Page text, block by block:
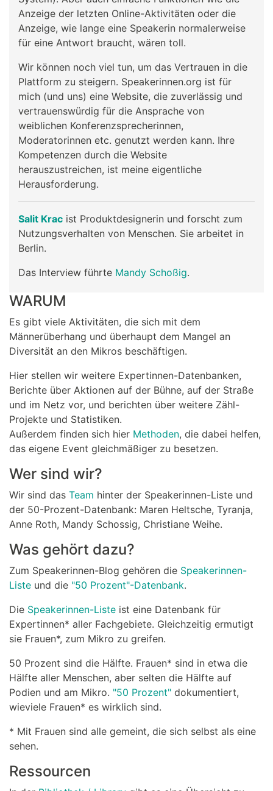
Anzeige der letzten Online-Aktivitäten oder die
Anzeige, wie lange eine Speakerin normalerweise
für eine Antwort braucht, wären toll.
Wir können noch viel tun, um das Vertrauen in die
Plattform zu steigern. Speakerinnen.org ist für
mich (und uns) eine Website, die zuverlässig und
vertrauenswürdig für die Ansprache von
weiblichen Konferenzsprecherinnen,
Moderatorinnen etc. genutzt werden kann. Ihre
Kompetenzen durch die Website
herauszustreichen, ist meine eigentliche
Herausforderung.
Salit Krac ist Produktdesignerin und forscht zum
Nutzungsverhalten von Menschen. Sie arbeitet in
Berlin.
Das Interview führte Mandy Schoßig.
WARUM
Es gibt viele Aktivitäten, die sich mit dem
Männerüberhang und überhaupt dem Mangel an
Diversität an den Mikros beschäftigen.
Hier stellen wir weitere Expertinnen-Datenbanken,
Berichte über Aktionen auf der Bühne, auf der Straße
und im Netz vor, und berichten über weitere Zähl-
Projekte und Statistiken.
Außerdem finden sich hier Methoden, die dabei helfen,
das eigene Event gleichmäßiger zu besetzen.
Wer sind wir?
Wir sind das Team hinter der Speakerinnen-Liste und
der 50-Prozent-Datenbank: Maren Heltsche, Tyranja,
Anne Roth, Mandy Schossig, Christiane Weihe.
Was gehört dazu?
Zum Speakerinnen-Blog gehören die Speakerinnen-
Liste und die "50 Prozent"-Datenbank.
Die Speakerinnen-Liste ist eine Datenbank für
Expertinnen* aller Fachgebiete. Gleichzeitig ermutigt
sie Frauen*, zum Mikro zu greifen.
50 Prozent sind die Hälfte. Frauen* sind in etwa die
Hälfte aller Menschen, aber selten die Hälfte auf
Podien und am Mikro. "50 Prozent" dokumentiert,
wieviele Frauen* es wirklich sind.
* Mit Frauen sind alle gemeint, die sich selbst als eine
sehen.
Ressourcen